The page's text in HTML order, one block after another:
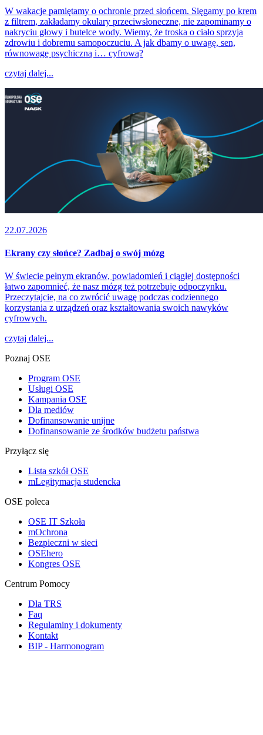
W wakacje pamiętamy o ochronie przed słońcem. Sięgamy po krem
z filtrem, zakładamy okulary przeciwsłoneczne, nie zapominamy o
nakryciu głowy i butelce wody. Wiemy, że troska o ciało sprzyja
zdrowiu i dobremu samopoczuciu. A jak dbamy o uwagę, sen,
równowagę psychiczną i… cyfrową?
czytaj dalej...
22.07.2026
Ekrany czy słońce? Zadbaj o swój mózg
W świecie pełnym ekranów, powiadomień i ciągłej dostępności
łatwo zapomnieć, że nasz mózg też potrzebuje odpoczynku.
Przeczytajcie, na co zwrócić uwagę podczas codziennego
korzystania z urządzeń oraz kształtowania swoich nawyków
cyfrowych.
czytaj dalej...
Poznaj OSE
Program OSE
Usługi OSE
Kampania OSE
Dla mediów
Dofinansowanie unijne
Dofinansowanie ze środków budżetu państwa
Przyłącz się
Lista szkół OSE
mLegitymacja studencka
OSE poleca
OSE IT Szkoła
mOchrona
Bezpieczni w sieci
OSEhero
Kongres OSE
Centrum Pomocy
Dla TRS
Faq
Regulaminy i dokumenty
Kontakt
BIP - Harmonogram